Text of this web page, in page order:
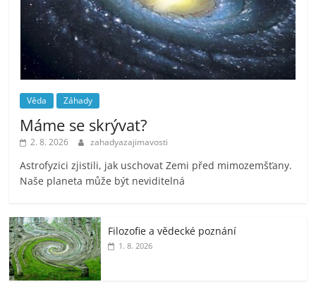
Věda Záhady
Máme se skrývat?
2. 8. 2026 zahadyazajimavosti
Astrofyzici zjistili, jak uschovat Zemi před mimozemšťany.
Naše planeta může být neviditelná
Filozofie a vědecké poznání
1. 8. 2026